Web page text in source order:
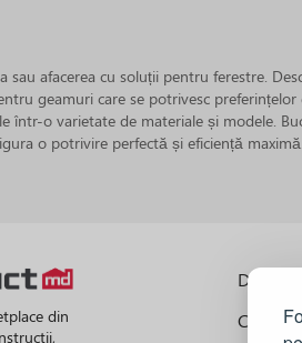
sau afacerea cu soluții pentru ferestre.
geamuri care se potrivesc
într-o varietate de materiale și modele.
o potrivire perfectă și eficiență
din
Despre
Cum